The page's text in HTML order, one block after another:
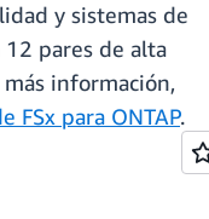
y sistemas de
12 pares de alta
información,
FSx para ONTAP.